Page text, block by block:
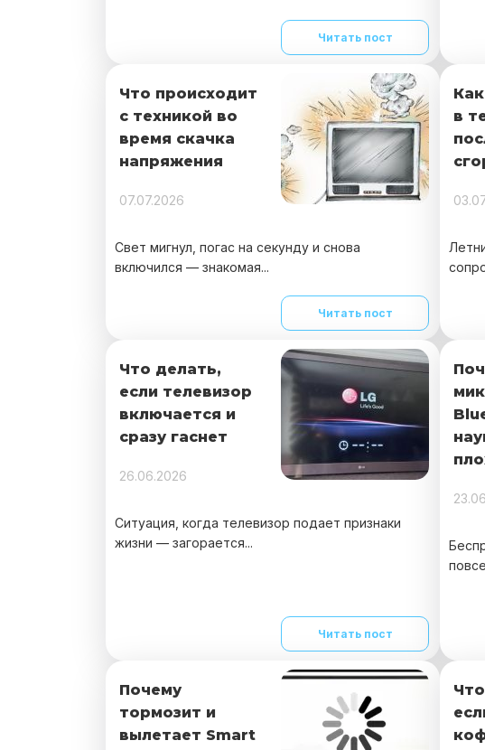
Читать пост
Что происходит
с техникой во
время скачка
напряжения
07.07.2026
Свет мигнул, погас на секунду и снова
включился — знакомая...
Читать пост
в
Что делать,
если телевизор
включается и
сразу гаснет
26.06.2026
Ситуация, когда телевизор подает признаки
жизни — загорается...
Читать пост
Почему
тормозит и
вылетает Smart